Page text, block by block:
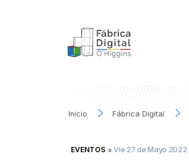
Inicio Fábrica Digital
EVENTOS ● Vie 27 de Mayo 2022